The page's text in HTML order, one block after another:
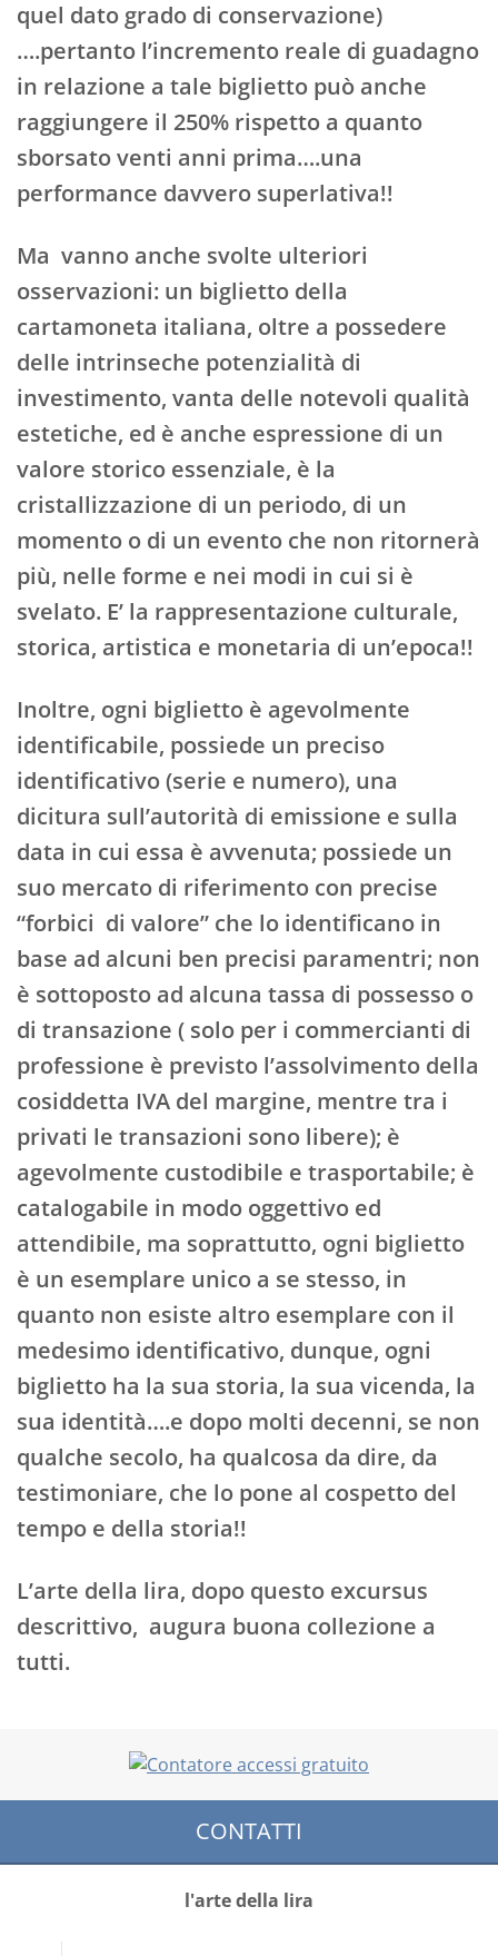
quel dato grado di conservazione)
….pertanto l’incremento reale di guadagno
in relazione a tale biglietto può anche
raggiungere il 250% rispetto a quanto
sborsato venti anni prima….una
performance davvero superlativa!!
Ma vanno anche svolte ulteriori
osservazioni: un biglietto della
cartamoneta italiana, oltre a possedere
delle intrinseche potenzialità di
investimento, vanta delle notevoli qualità
estetiche, ed è anche espressione di un
valore storico essenziale, è la
cristallizzazione di un periodo, di un
momento o di un evento che non ritornerà
più, nelle forme e nei modi in cui si è
svelato. E’ la rappresentazione culturale,
storica, artistica e monetaria di un’epoca!!
Inoltre, ogni biglietto è agevolmente
identificabile, possiede un preciso
identificativo (serie e numero), una
dicitura sull’autorità di emissione e sulla
data in cui essa è avvenuta; possiede un
suo mercato di riferimento con precise
“forbici di valore” che lo identificano in
base ad alcuni ben precisi paramentri; non
è sottoposto ad alcuna tassa di possesso o
di transazione ( solo per i commercianti di
professione è previsto l’assolvimento della
cosiddetta IVA del margine, mentre tra i
privati le transazioni sono libere); è
agevolmente custodibile e trasportabile; è
catalogabile in modo oggettivo ed
attendibile, ma soprattutto, ogni biglietto
è un esemplare unico a se stesso, in
quanto non esiste altro esemplare con il
medesimo identificativo, dunque, ogni
biglietto ha la sua storia, la sua vicenda, la
sua identità….e dopo molti decenni, se non
qualche secolo, ha qualcosa da dire, da
testimoniare, che lo pone al cospetto del
tempo e della storia!!
L’arte della lira, dopo questo excursus
descrittivo, augura buona collezione a
tutti.
CONTATTI
l'arte della lira